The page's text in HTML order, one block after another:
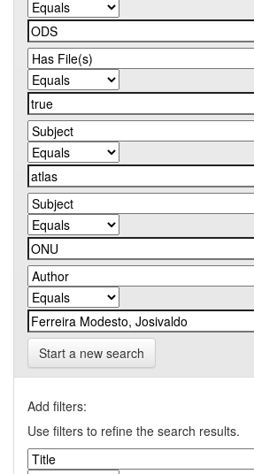
Start a new search
Add filters:
Use filters to refine the search results.